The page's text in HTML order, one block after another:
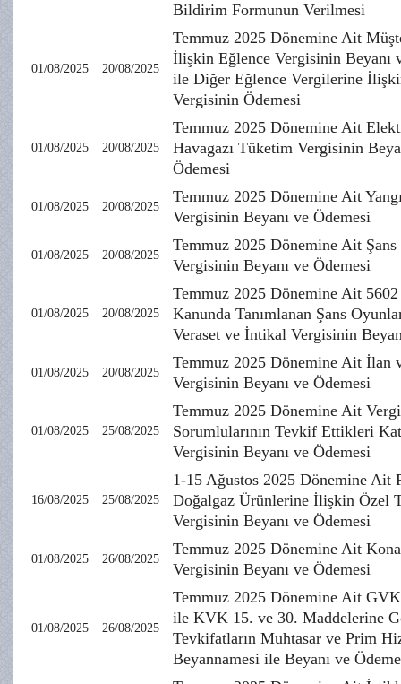
Bildirim Formunun Verilmesi
01/08/2025 20/08/2025
Temmuz 2025 Dönemine Ait
İlişkin Eğlence Vergisinin Beyanı
ile Diğer Eğlence Vergilerine
Vergisinin Ödemesi
01/08/2025 20/08/2025
Temmuz 2025 Dönemine Ait
Havagazı Tüketim Vergisinin
Ödemesi
01/08/2025 20/08/2025
Temmuz 2025 Dönemine Ait
Vergisinin Beyanı ve Ödemesi
01/08/2025 20/08/2025
Temmuz 2025 Dönemine Ait Şans
Vergisinin Beyanı ve Ödemesi
01/08/2025 20/08/2025
Temmuz 2025 Dönemine Ait 5602
Kanunda Tanımlanan Şans
Veraset ve İntikal Vergisinin
01/08/2025 20/08/2025
Temmuz 2025 Dönemine Ait İlan
Vergisinin Beyanı ve Ödemesi
01/08/2025 25/08/2025
Temmuz 2025 Dönemine Ait Vergi
Sorumlularının Tevkif Ettikleri
Vergisinin Beyanı ve Ödemesi
16/08/2025 25/08/2025
1-15 Ağustos 2025 Dönemine Ait
Doğalgaz Ürünlerine İlişkin Özel
Vergisinin Beyanı ve Ödemesi
01/08/2025 26/08/2025
Temmuz 2025 Dönemine Ait
Vergisinin Beyanı ve Ödemesi
01/08/2025 26/08/2025
Temmuz 2025 Dönemine Ait
ile KVK 15. ve 30. Maddelerine
Tevkifatların Muhtasar ve Prim
Beyannamesi ile Beyanı ve